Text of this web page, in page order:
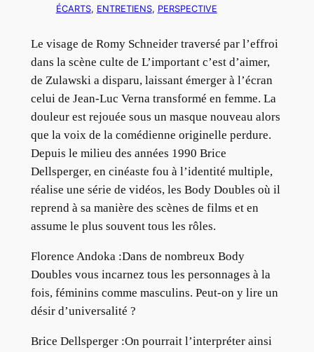
ÉCARTS, ENTRETIENS, PERSPECTIVE
Le visage de Romy Schneider traversé par l’effroi
dans la scène culte de L’important c’est d’aimer,
de Zulawski a disparu, laissant émerger à l’écran
celui de Jean-Luc Verna transformé en femme. La
douleur est rejouée sous un masque nouveau alors
que la voix de la comédienne originelle perdure.
Depuis le milieu des années 1990 Brice
Dellsperger, en cinéaste fou à l’identité multiple,
réalise une série de vidéos, les Body Doubles où il
reprend à sa manière des scènes de films et en
assume le plus souvent tous les rôles.
Florence Andoka :Dans de nombreux Body
Doubles vous incarnez tous les personnages à la
fois, féminins comme masculins. Peut-on y lire un
désir d’universalité ?
Brice Dellsperger :On pourrait l’interpréter ainsi